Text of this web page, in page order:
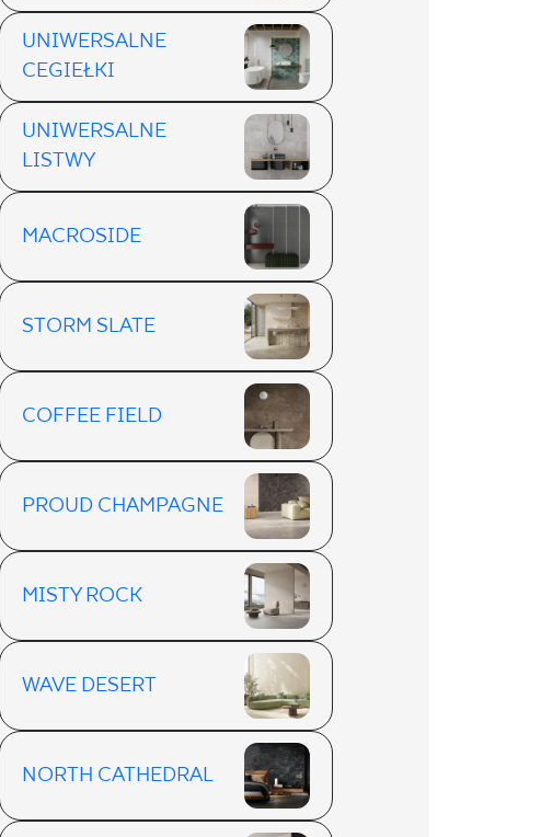
UNIWERSALNE
CEGIEŁKI
UNIWERSALNE
LISTWY
MACROSIDE
STORM SLATE
COFFEE FIELD
PROUD CHAMPAGNE
MISTY ROCK
WAVE DESERT
NORTH CATHEDRAL